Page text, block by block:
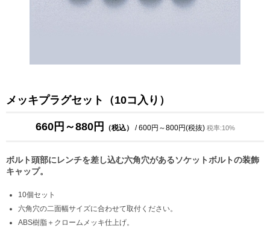
メッキプラグセット（10コ入り）
660円～880円 （税込） / 600円～800円(税抜) 税率:10%
ボルト頭部にレンチを差し込む六角穴があるソケットボルトの装飾
キャップ。
10個セット
六角穴の二面幅サイズに合わせて取付ください。
ABS樹脂＋クロームメッキ仕上げ。